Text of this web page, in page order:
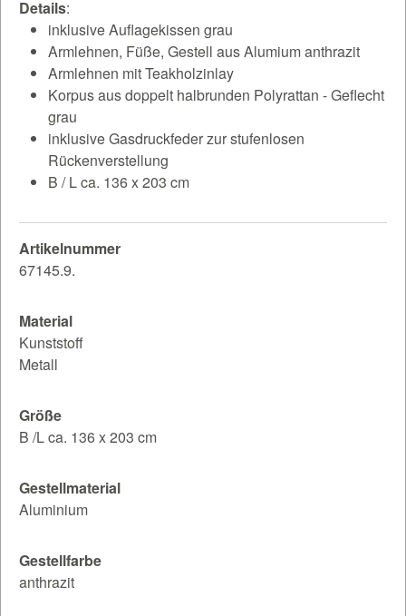
Details:
inklusive Auflagekissen grau
Armlehnen, Füße, Gestell aus Alumium anthrazit
Armlehnen mit Teakholzinlay
Korpus aus doppelt halbrunden Polyrattan - Geflecht
grau
inklusive Gasdruckfeder zur stufenlosen
Rückenverstellung
B / L ca. 136 x 203 cm
Artikelnummer
67145.9.
Material
Kunststoff
Metall
Größe
B /L ca. 136 x 203 cm
Gestellmaterial
Aluminium
Gestellfarbe
anthrazit